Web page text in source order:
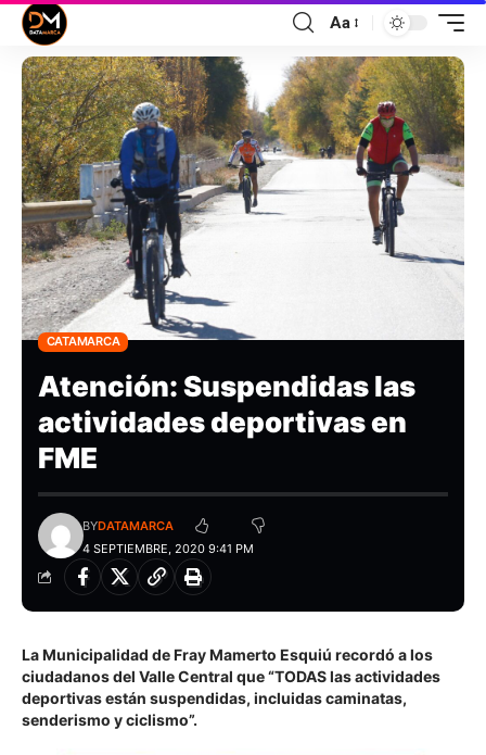
Aa
CATAMARCA
Atención: Suspendidas las
actividades deportivas en
FME
4 SEPTIEMBRE, 2020 9:41 PM
BYDATAMARCA
La Municipalidad de Fray Mamerto Esquiú recordó a los
ciudadanos del Valle Central que “TODAS las actividades
deportivas están suspendidas, incluidas caminatas,
senderismo y ciclismo”.